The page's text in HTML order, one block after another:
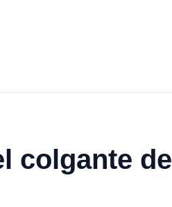
colgante de